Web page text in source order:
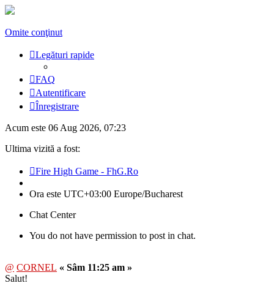
Omite conţinut
Legături rapide
FAQ
Autentificare
Înregistrare
Acum este 06 Aug 2026, 07:23
Ultima vizită a fost:
Fire High Game - FhG.Ro
Ora este UTC+03:00 Europe/Bucharest
Chat Center
You do not have permission to post in chat.
@ CORNEL « Sâm 11:25 am »
Salut!